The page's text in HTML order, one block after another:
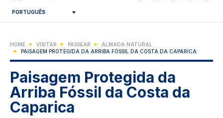
HOME VISITAR PASSEAR
ALMADA NATURAL
PAISAGEM PROTEGIDA DA ARRIBA FÓSSIL DA COSTA DA CAPARICA
Paisagem Protegida da
Arriba Fóssil da Costa da
Caparica